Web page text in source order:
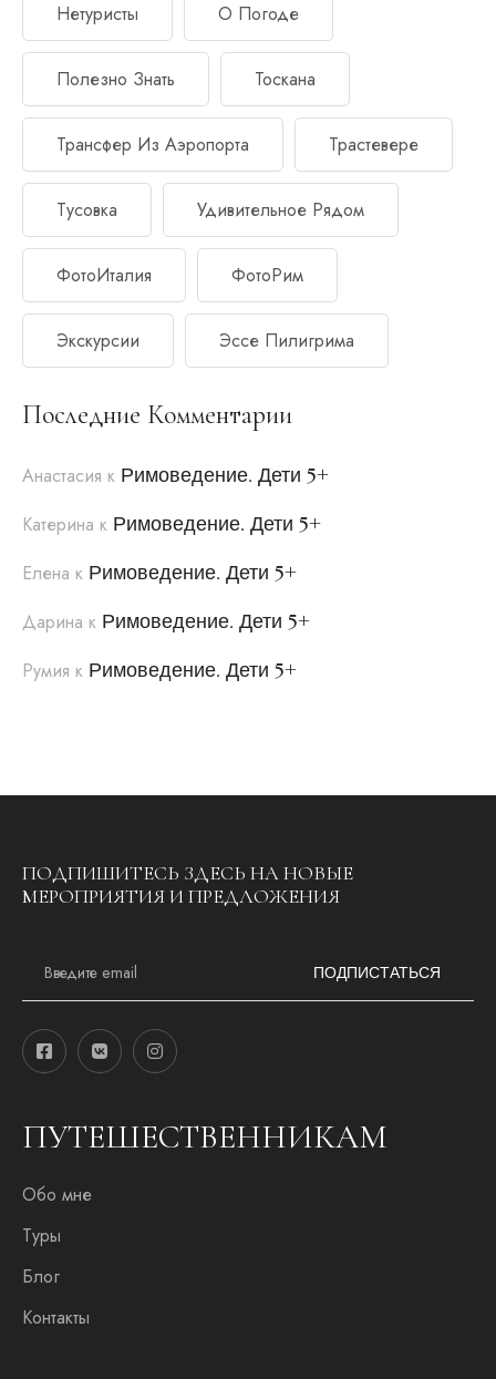
Нетуристы О Погоде
Полезно Знать Тоскана
Трансфер Из Аэропорта Трастевере
Тусовка Удивительное Рядом
ФотоИталия ФотоРим
Экскурсии Эссе Пилигрима
Последние Комментарии
Анастасия к Римоведение. Дети 5+
Катерина к Римоведение. Дети 5+
Елена к Римоведение. Дети 5+
Дарина к Римоведение. Дети 5+
Румия к Римоведение. Дети 5+
ПОДПИШИТЕСЬ ЗДЕСЬ НА НОВЫЕ
МЕРОПРИЯТИЯ И ПРЕДЛОЖЕНИЯ
a
l
*
ПОДПИСТАТЬСЯ
ПУТЕШЕСТВЕННИКАМ
Обо мне
Туры
Блог
Контакты